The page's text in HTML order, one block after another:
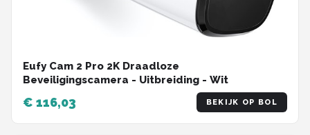
Eufy Cam 2 Pro 2K Draadloze
Beveiligingscamera - Uitbreiding - Wit
€ 116,03 BEKIJK OP BOL